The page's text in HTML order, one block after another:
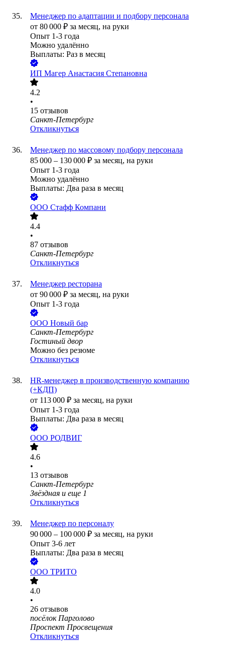
Менеджер по адаптации и подбору персонала
от 80 000 ₽ за месяц, на руки
Опыт 1-3 года
Можно удалённо
Выплаты: Раз в месяц
ИП Магер Анастасия Степановна
4.2
•
15 отзывов
Санкт-Петербург
Откликнуться
Менеджер по массовому подбору персонала
85 000 – 130 000 ₽ за месяц, на руки
Опыт 1-3 года
Можно удалённо
Выплаты: Два раза в месяц
ООО Стафф Компани
4.4
•
87 отзывов
Санкт-Петербург
Откликнуться
Менеджер ресторана
от 90 000 ₽ за месяц, на руки
Опыт 1-3 года
ООО Новый бар
Санкт-Петербург
Гостиный двор
Можно без резюме
Откликнуться
HR-менеджер в производственную компанию
(+КДП)
от 113 000 ₽ за месяц, на руки
Опыт 1-3 года
Выплаты: Два раза в месяц
ООО РОДВИГ
4.6
•
13 отзывов
Санкт-Петербург
Звёздная и еще 1
Откликнуться
Менеджер по персоналу
90 000 – 100 000 ₽ за месяц, на руки
Опыт 3-6 лет
Выплаты: Два раза в месяц
ООО ТРИТО
4.0
•
26 отзывов
посёлок Парголово
Проспект Просвещения
Откликнуться